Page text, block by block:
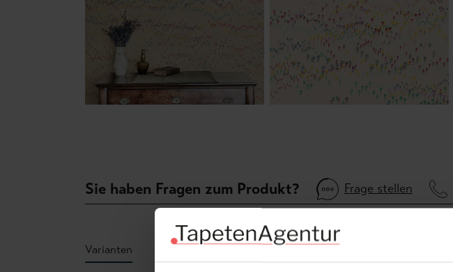
Sie haben Fragen zum Produkt? Frage stellen
Varianten